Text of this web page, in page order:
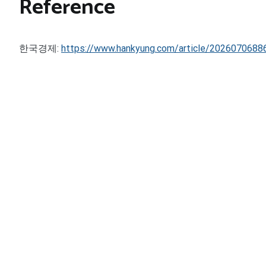
Reference
한국경제: https://www.hankyung.com/article/